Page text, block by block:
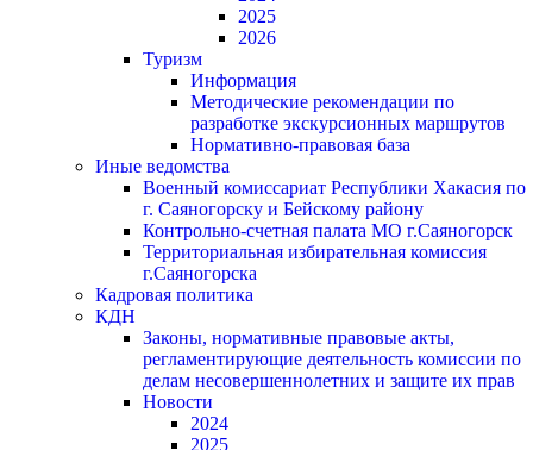
2025
2026
Туризм
Информация
Методические рекомендации по
разработке экскурсионных маршрутов
Нормативно-правовая база
Иные ведомства
Военный комиссариат Республики Хакасия по
г. Саяногорску и Бейскому району
Контрольно-счетная палата МО г.Саяногорск
Территориальная избирательная комиссия
г.Саяногорска
Кадровая политика
КДН
Законы, нормативные правовые акты,
регламентирующие деятельность комиссии по
делам несовершеннолетних и защите их прав
Новости
2024
2025